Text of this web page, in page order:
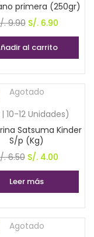
primera (250gr)
.9.90 El
precio
original
S/. 9.90.
S/.6.90El
precio
S/. 6.90.
al carrito
Agotado
| 10-12 Unidades)
Satsuma Kinder
S/p (Kg)
.6.50 El
precio
original
S/. 6.50.
S/.4.00El
precio
S/. 4.00.
Leer más
Agotado